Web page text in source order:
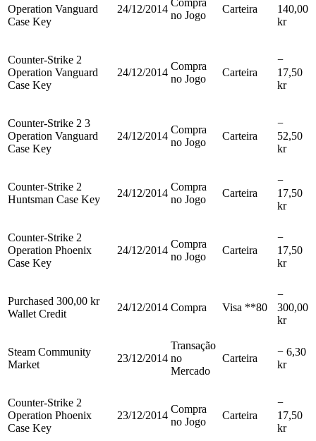
Operation Vanguard
Case Key
24/12/2014
no Jogo
Carteira
140,00
kr
Counter-Strike 2
Operation Vanguard
Case Key
24/12/2014
Compra
no Jogo
Carteira
−
17,50
kr
Counter-Strike 2 3
Operation Vanguard
Case Key
24/12/2014
Compra
no Jogo
Carteira
−
52,50
kr
Counter-Strike 2
Huntsman Case Key
24/12/2014
Compra
no Jogo
Carteira
−
17,50
kr
Counter-Strike 2
Operation Phoenix
Case Key
24/12/2014
Compra
no Jogo
Carteira
−
17,50
kr
Purchased 300,00 kr
Wallet Credit
24/12/2014 Compra Visa **80
−
300,00
kr
Steam Community
Market
23/12/2014
Transação
no
Mercado
Carteira
− 6,30
kr
Counter-Strike 2
Operation Phoenix
Case Key
23/12/2014
Compra
no Jogo
Carteira
−
17,50
kr